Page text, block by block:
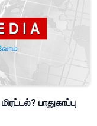
பாதுகாப்பு